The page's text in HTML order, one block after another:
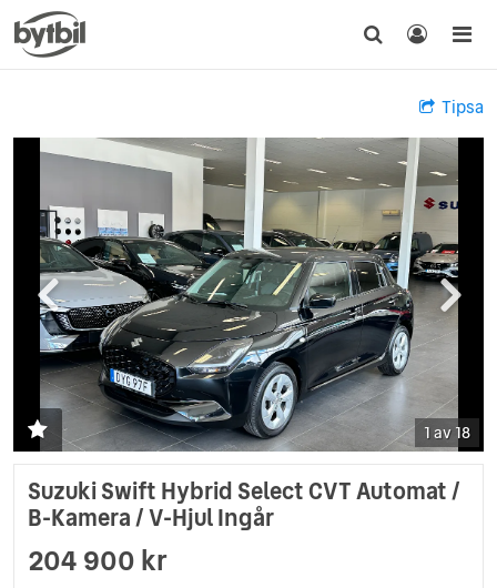
Tipsa
1 av 18
Suzuki Swift Hybrid Select CVT Automat /
B-Kamera / V-Hjul Ingår
204 900 kr